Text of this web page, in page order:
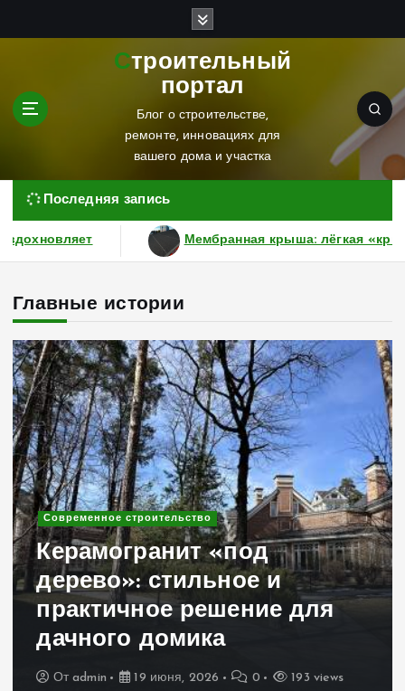
р
Строительный
портал
Блог о строительстве,
ремонте, инновациях для
вашего дома и участка
Последняя запись
лёгкая «крыша-батут» для дома и офиса
Главные истории
Современное строительство
Керамогранит «под
дерево»: стильное и
практичное решение для
дачного домика
Отadmin 19 июня, 2026 0 193 views